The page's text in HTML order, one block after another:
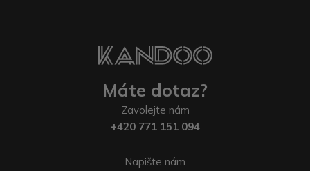
Máte dotaz?
Zavolejte nám
+420 771 151 094
Napište nám